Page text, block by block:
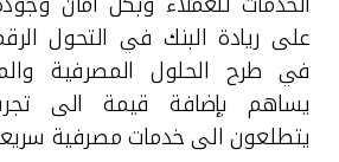
اتصل بنا
مواقع الفروع وأجهزة الصرف الآلي
على ريادة البنك في التحول
في طرح الحلول المصرفية
يساهم بإضافة قيمة الى
يتطلعون الى خدمات مصرفية